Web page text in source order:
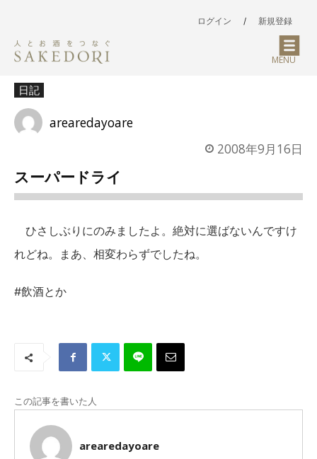
ログイン / 新規登録
MENU
日記
arearedayoare
2008年9月16日
スーパードライ
ひさしぶりにのみましたよ。絶対に選ばないんですけ
れどね。まあ、相変わらずでしたね。
#飲酒とか
この記事を書いた人
arearedayoare